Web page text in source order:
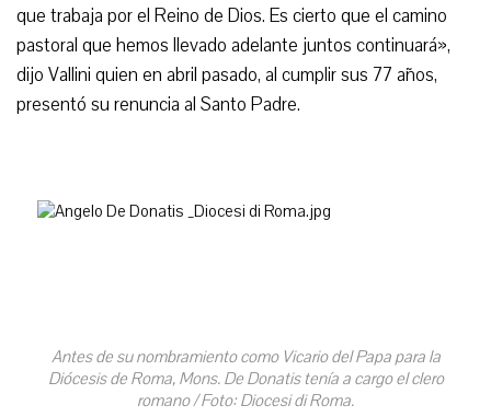
que trabaja por el Reino de Dios. Es cierto que el camino
pastoral que hemos llevado adelante juntos continuará»,
dijo Vallini quien en abril pasado, al cumplir sus 77 años,
presentó su renuncia al Santo Padre.
Antes de su nombramiento como Vicario del Papa para la
Diócesis de Roma, Mons. De Donatis tenía a cargo el clero
romano / Foto: Diocesi di Roma.